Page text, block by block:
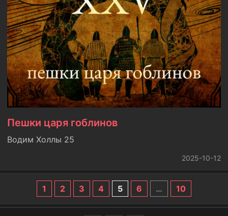
Пешки царя гоблинов
Водим Холлы 25
2025-10-12
1 2 3 4 5 6 … 10